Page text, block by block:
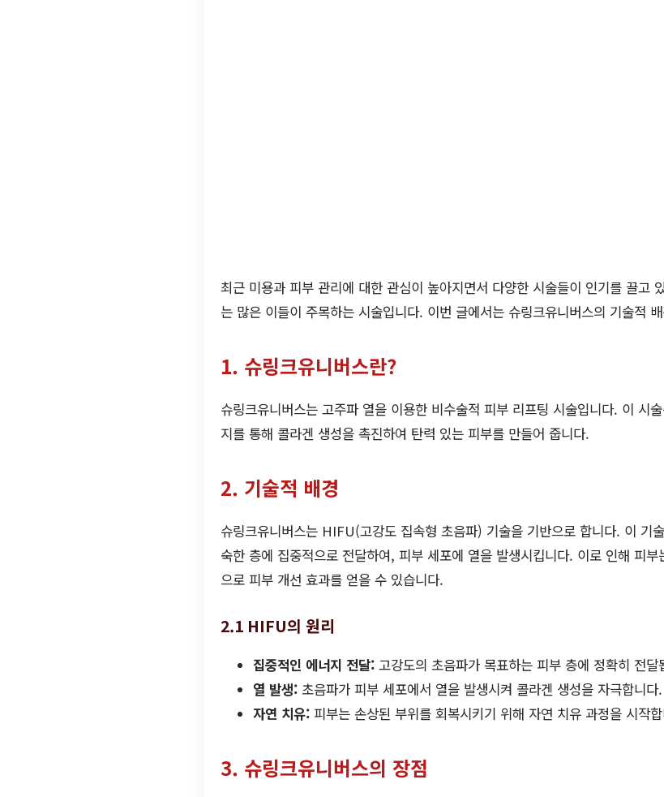
최근 미용과 피부 관리에 대한 관심이 높아지면서 다양한 시술들이 인기를 끌고
는 많은 이들이 주목하는 시술입니다. 이번 글에서는 슈링크유니버스의 기술적
1. 슈링크유니버스란?
슈링크유니버스는 고주파 열을 이용한 비수술적 피부 리프팅 시술입니다. 이 시
지를 통해 콜라겐 생성을 촉진하여 탄력 있는 피부를 만들어 줍니다.
2. 기술적 배경
슈링크유니버스는 HIFU(고강도 집속형 초음파) 기술을 기반으로 합니다. 이 기
숙한 층에 집중적으로 전달하여, 피부 세포에 열을 발생시킵니다. 이로 인해 피
으로 피부 개선 효과를 얻을 수 있습니다.
2.1 HIFU의 원리
집중적인 에너지 전달: 고강도의 초음파가 목표하는 피부 층에 정확히 전달
열 발생: 초음파가 피부 세포에서 열을 발생시켜 콜라겐 생성을 자극합니다.
자연 치유: 피부는 손상된 부위를 회복시키기 위해 자연 치유 과정을 시작
3. 슈링크유니버스의 장점